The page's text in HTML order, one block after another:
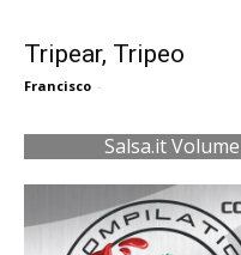
Tripear, Tripeo
Francisco -
Salsa.it